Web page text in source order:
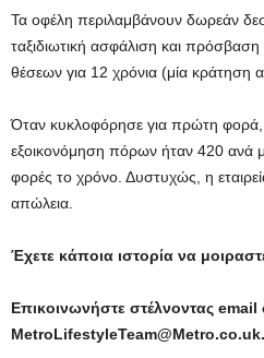
Τα οφέλη περιλαμβάνουν δωρεάν
ταξιδιωτική ασφάλιση και πρόσβαση
θέσεων για 12 χρόνια (μία κράτηση
Όταν κυκλοφόρησε για πρώτη
εξοικονόμηση πόρων ήταν 420 ανά
φορές το χρόνο. Δυστυχώς, η
απώλεια.
Έχετε κάποια ιστορία να
Επικοινωνήστε στέλνοντας email
MetroLifestyleTeam@Metro.co.uk.